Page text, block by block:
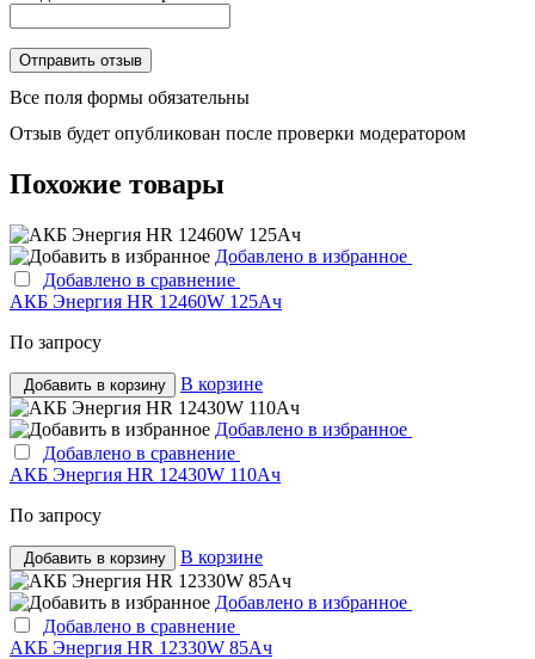
Все поля формы обязательны
Отзыв будет опубликован после проверки модератором
Похожие товары
Добавлено в избранное
Добавлено в сравнение
АКБ Энергия HR 12460W 125Ач
По запросу
Добавить в корзину В корзине
Добавлено в избранное
Добавлено в сравнение
АКБ Энергия HR 12430W 110Ач
По запросу
Добавить в корзину В корзине
Добавлено в избранное
Добавлено в сравнение
АКБ Энергия HR 12330W 85Ач